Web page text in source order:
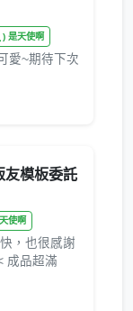
) 是天使啊
愛~期待下次
友模板委託
使啊
，也很感謝
成品超滿